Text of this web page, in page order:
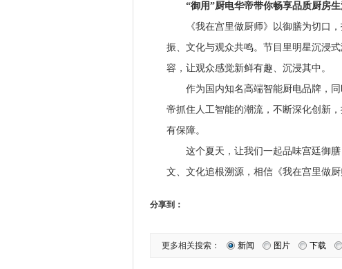
“御用”厨电华帝带你畅享品质厨房生
《我在宫里做厨师》以御膳为切口，
振、文化与观众共鸣。节目里明星沉浸
容，让观众感觉新鲜有趣、沉浸其中。
作为国内知名高端智能厨电品牌，同
帝抓住人工智能的潮流，不断深化创新
有保障。
这个夏天，让我们一起品味宫廷御膳
文、文化追根溯源，相信《我在宫里做
分享到：
更多相关搜索： 新闻 图片 下载